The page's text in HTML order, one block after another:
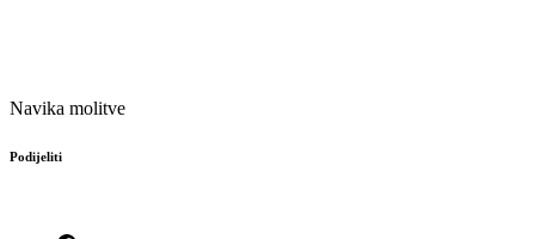
Navika molitve
Podijeliti